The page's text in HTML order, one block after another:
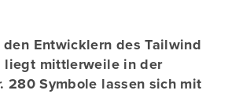
den Entwicklern des Tailwind
liegt mittlerweile in der
280 Symbole lassen sich mit